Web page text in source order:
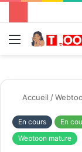
Menu
Accueil /
En cours En
Webtoon mature